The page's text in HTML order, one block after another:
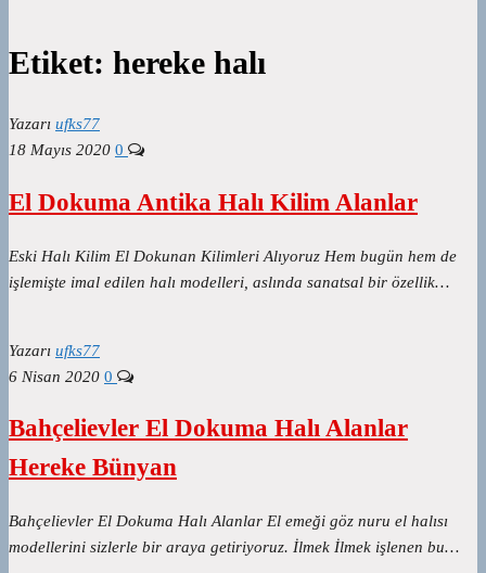
Etiket: hereke halı
Yazarı ufks77
18 Mayıs 2020 0
El Dokuma Antika Halı Kilim Alanlar
Eski Halı Kilim El Dokunan Kilimleri Alıyoruz Hem bugün hem de
işlemişte imal edilen halı modelleri, aslında sanatsal bir özellik…
Yazarı ufks77
6 Nisan 2020 0
Bahçelievler El Dokuma Halı Alanlar
Hereke Bünyan
Bahçelievler El Dokuma Halı Alanlar El emeği göz nuru el halısı
modellerini sizlerle bir araya getiriyoruz. İlmek İlmek işlenen bu…